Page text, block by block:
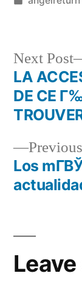
Los
Next Post
LA
DE CE